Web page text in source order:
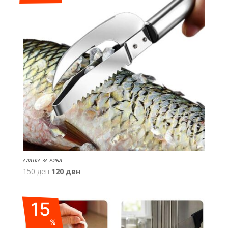
АЛАТКА ЗА РИБА
150ден Original
150 ден.
120 денCurrent
120 ден.
15
%